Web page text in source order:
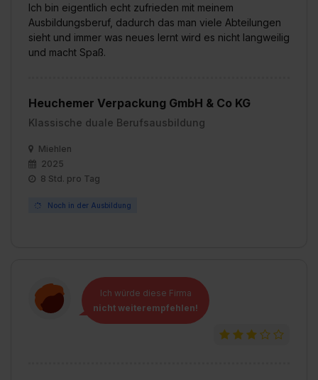
Ich bin eigentlich echt zufrieden mit meinem
Ausbildungsberuf, dadurch das man viele Abteilungen
sieht und immer was neues lernt wird es nicht langweilig
und macht Spaß.
Heuchemer Verpackung GmbH & Co KG
Klassische duale Berufsausbildung
Miehlen
2025
8 Std. pro Tag
Noch in der Ausbildung
Ich würde diese Firma
nicht weiterempfehlen!